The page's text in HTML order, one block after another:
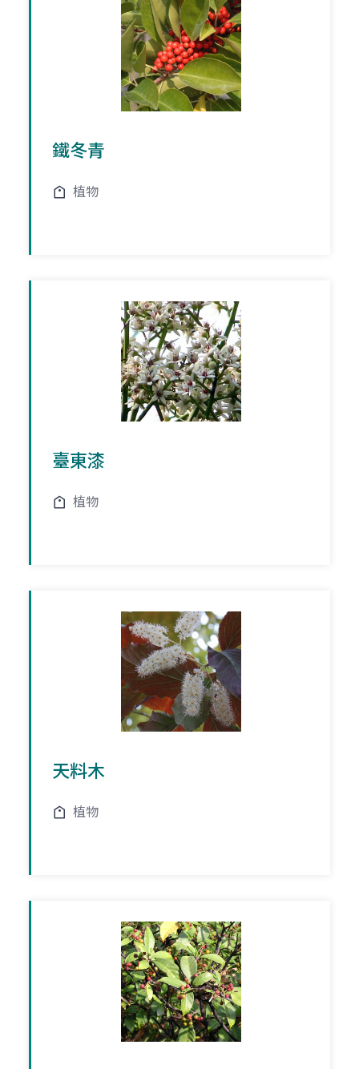
鐵冬青
植物
臺東漆
植物
天料木
植物